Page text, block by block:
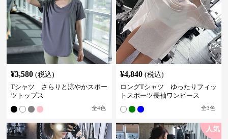
¥3,580 (税込)
Tシャツ さらりと涼やかスポー
ツトップス
全4色
¥4,840 (税込)
ロングTシャツ ゆったりフィッ
トスポーツ長袖ワンピース
全3色
人気